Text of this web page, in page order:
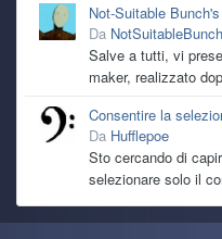
Not-Suitable
Da NotSuitableBunch
Salve a tutti, vi
maker, realizzato
Consentire la
Da Hufflepoe
Sto cercando di
selezionare solo il